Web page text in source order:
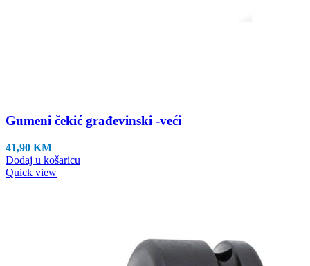
Gumeni čekić građevinski -veći
41,90 KM
Dodaj u košaricu
Quick view